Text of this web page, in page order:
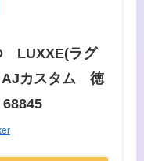
LUXXE(ラグ
カスタム 徳